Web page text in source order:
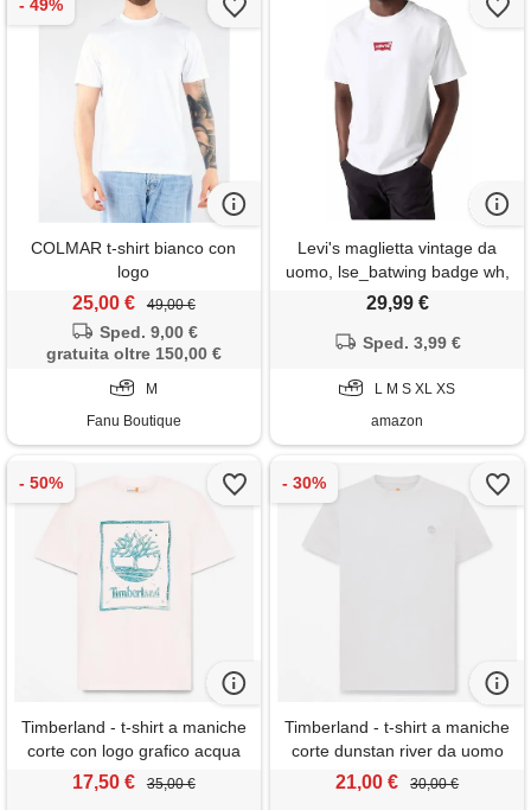
COLMAR t-shirt bianco con
logo
25,00 € 49,00 €
Sped. 9,00 €
gratuita oltre 150,00 €
M
Fanu Boutique
Levi's maglietta vintage da
uomo, lse_batwing badge wh,
s
29,99 €
Sped. 3,99 €
L M S XL XS
amazon
Timberland - t-shirt a maniche
corte con logo grafico acqua
da uomo in bianco, uomo,
bianco, taglia: 3xl
17,50 € 35,00 €
Timberland - t-shirt a maniche
corte dunstan river da uomo
in grigio, uomo, grigio, taglia:
21,00 € 30,00 €